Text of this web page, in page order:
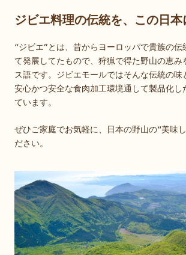
ジビエ料理の伝統を、この日
“ジビエ”とは、昔からヨーロッパで貴族の伝
て発展してたもので、狩猟で得た野山の恵み
ス語です。ジビエモールではそんな伝統の味
安心かつ安全な食肉加工環境通して製品化し
ています。
ぜひご家庭でお気軽に、日本の野山の“美味
ださい。